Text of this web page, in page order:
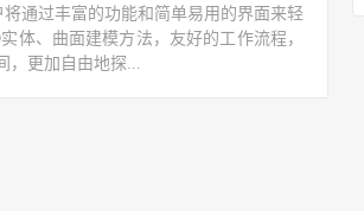
通过丰富的功能和简单易用的界面来轻
体、曲面建模方法，友好的工作流程，
，更加自由地探...